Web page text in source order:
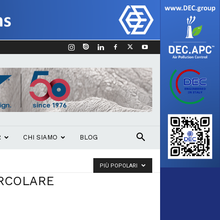
CHI SIAMO BLOG
PIÙ POPOLARI